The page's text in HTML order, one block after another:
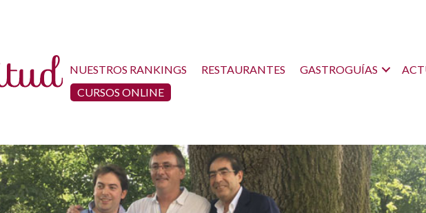
NUESTROS RANKINGS RESTAURANTES GASTROGUÍAS
CURSOS ONLINE